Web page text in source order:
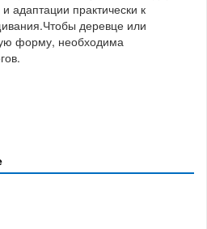
адаптации практически к
деревце или
форму, необходима